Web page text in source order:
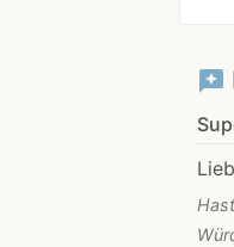
reviews